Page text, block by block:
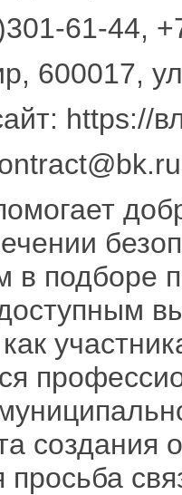
61-44,
600017,
https://
в подборе
создания
просьба